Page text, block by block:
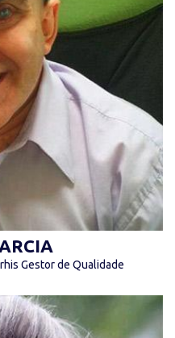
nada me derrote
ninguém esqueça.”
Gestor de Qualidade